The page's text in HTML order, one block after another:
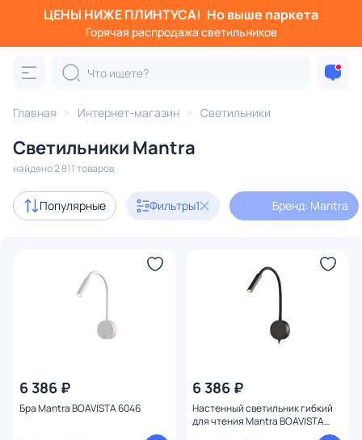
ЦЕНЫ НИЖЕ ПЛИНТУСА! Но выше паркета
Горячая распродажа светильников
Главная Интернет-магазин Светильники
Светильники Mantra
найдено 2 811 товаров
Популярные Фильтры1 Бренд: Mantra
6 386 ₽
Бра Mantra BOAVISTA 6046
6 386 ₽
Настенный светильник гибкий
для чтения Mantra BOAVISTA
Фильтры
Категория:
Люстры Подвесные светильники
Акции 128
1331
Серия